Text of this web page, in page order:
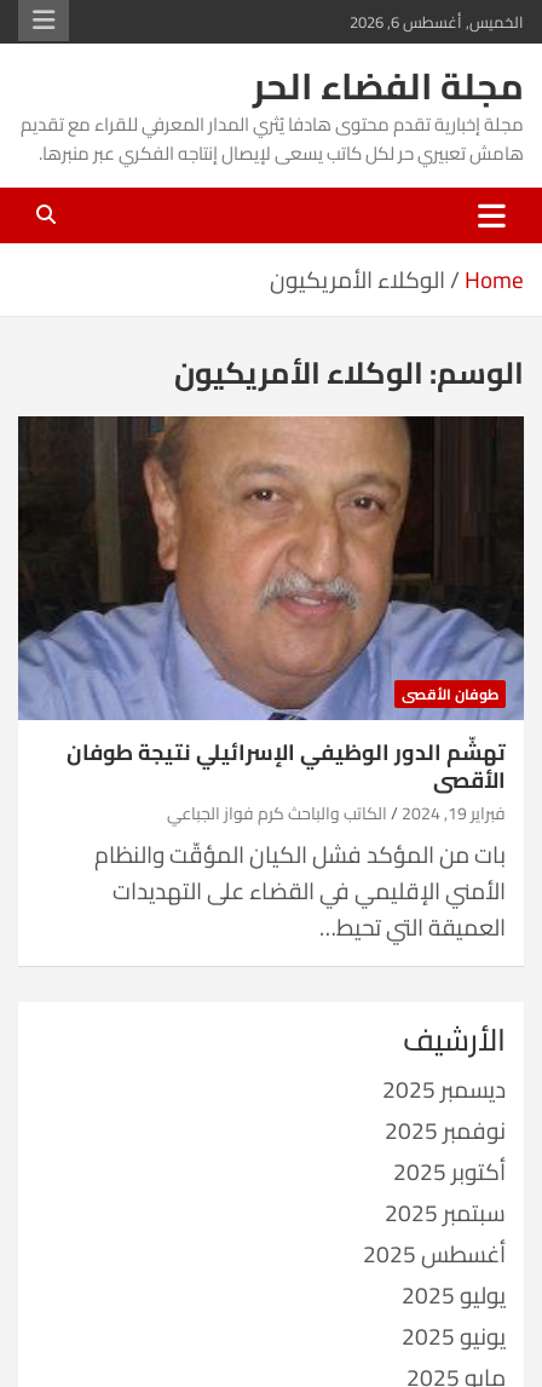
Skip
to
content
الخميس, أغسطس 6, 2026
مجلة الفضاء الحر
مجلة إخبارية تقدم محتوى هادفا يُثري المدار المعرفي للقراء مع تقديم
هامش تعبيري حر لكل كاتب يسعى لإيصال إنتاجه الفكري عبر منبرها.
Home الوكلاء الأمريكيون
الوسم:الوكلاء الأمريكيون
طوفان الأقصى
تهشّم الدور الوظيفي الإسرائيلي نتيجة طوفان
الأقصى
فبراير 19, 2024 الكاتب والباحث كرم فواز الجباعي
بات من المؤكد فشل الكيان المؤقّت والنظام
الأمني الإقليمي في القضاء على التهديدات
العميقة التي تحيط…
الأرشيف
ديسمبر 2025
نوفمبر 2025
أكتوبر 2025
سبتمبر 2025
أغسطس 2025
يوليو 2025
يونيو 2025
مايو 2025